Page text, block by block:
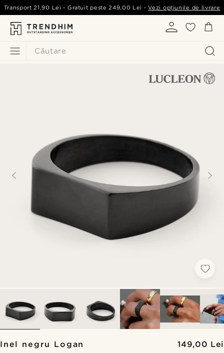
Căutare
Transport 21,90 Lei - Gratuit peste249,00 Lei -Vezi opțiunile de livrare
Inel negru Logan 149,00 Lei